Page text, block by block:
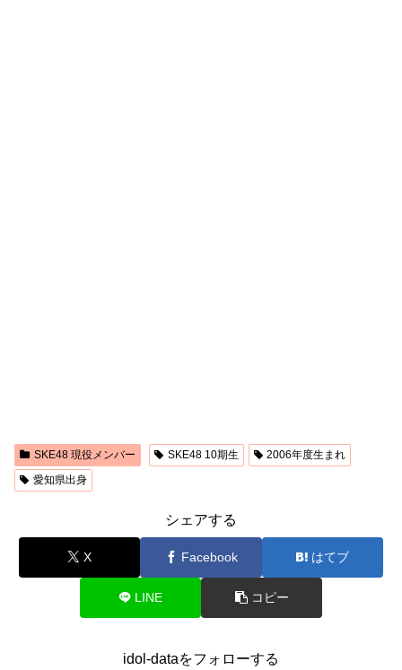
SKE48 現役メンバー SKE48 10期生
2006年度生まれ
愛知県出身
シェアする
X Facebook はてブ
LINE コピー
idol-dataをフォローする